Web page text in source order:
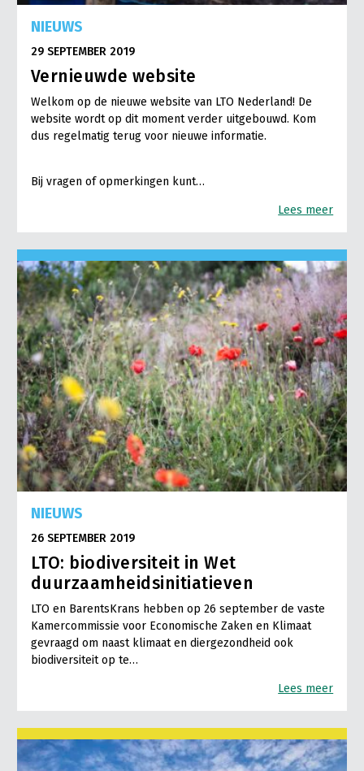
NIEUWS
29 SEPTEMBER 2019
Vernieuwde website
Welkom op de nieuwe website van LTO Nederland! De
website wordt op dit moment verder uitgebouwd. Kom
dus regelmatig terug voor nieuwe informatie.
Bij vragen of opmerkingen kunt…
Lees meer
NIEUWS
26 SEPTEMBER 2019
LTO: biodiversiteit in Wet
duurzaamheidsinitiatieven
LTO en BarentsKrans hebben op 26 september de vaste
Kamercommissie voor Economische Zaken en Klimaat
gevraagd om naast klimaat en diergezondheid ook
biodiversiteit op te…
Lees meer